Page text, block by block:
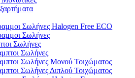
Σωλήνες Halogen Free ECO
Σωλήνες
Σωλήνες
Σωλήνες
Σωλήνες Μονού Τοιχώματος
Σωλήνες Διπλού Τοιχώματος